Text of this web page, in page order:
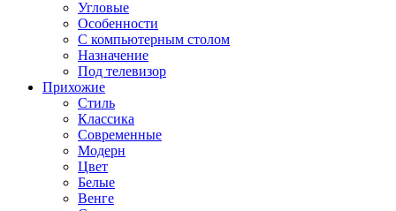
Угловые
Особенности
С компьютерным столом
Назначение
Под телевизор
Прихожие
Стиль
Классика
Современные
Модерн
Цвет
Белые
Венге